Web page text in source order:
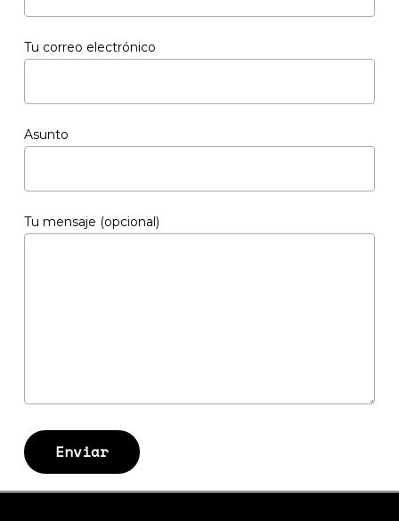
Tu correo electrónico
Asunto
Tu mensaje (opcional)